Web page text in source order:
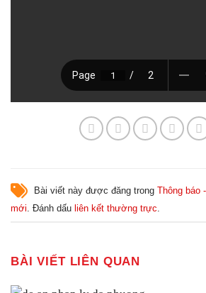
Bài viết này được đăng trong Thông báo
mới . Đánh dấu liên kết thường trực
BÀI VIẾT LIÊN QUAN